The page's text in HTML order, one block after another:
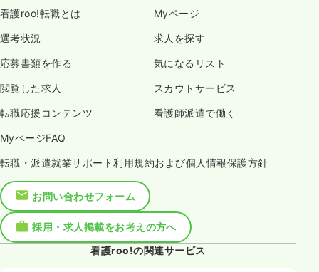
看護roo!転職とは Myページ
選考状況 求人を探す
応募書類を作る 気になるリスト
閲覧した求人 スカウトサービス
転職応援コンテンツ 看護師派遣で働く
MyページFAQ
転職・派遣就業サポート利用規約および個人情報保護方針
お問い合わせフォーム
採用・求人掲載をお考えの方へ
看護roo!の関連サービス